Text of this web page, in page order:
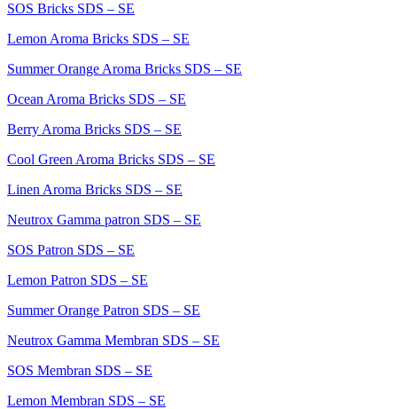
SOS Bricks SDS – SE
Lemon Aroma Bricks SDS – SE
Summer Orange Aroma Bricks SDS – SE
Ocean Aroma Bricks SDS – SE
Berry Aroma Bricks SDS – SE
Cool Green Aroma Bricks SDS – SE
Linen Aroma Bricks SDS – SE
Neutrox Gamma patron SDS – SE
SOS Patron SDS – SE
Lemon Patron SDS – SE
Summer Orange Patron SDS – SE
Neutrox Gamma Membran SDS – SE
SOS Membran SDS – SE
Lemon Membran SDS – SE